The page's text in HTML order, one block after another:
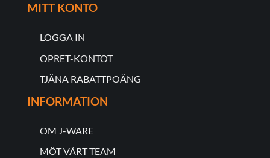
MITT KONTO
LOGGA IN
OPRET-KONTOT
TJÄNA RABATTPOÄNG
INFORMATION
OM J-WARE
MÖT VÅRT TEAM